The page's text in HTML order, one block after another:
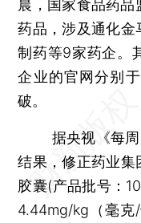
晨，国家食品药
药品，涉及通化金
制药等9家药企。
企业的官网分别
破。
据央视《每周
结果，修正药业集
胶囊(产品批号：
4.44mg/kg（毫克